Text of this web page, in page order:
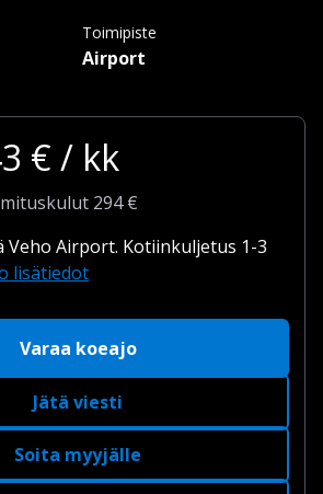
Toimipiste
Airport
€ / kk
294 €
Veho Airport. Kotiinkuljetus 1-3
lisätiedot
Varaa koeajo
Jätä viesti
Soita myyjälle